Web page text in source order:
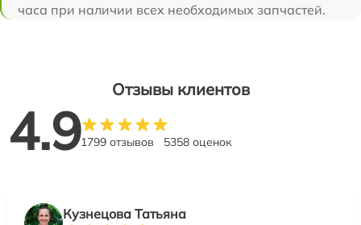
часа при наличии всех необходимых запчастей.
Отзывы клиентов
4.91799 отзывов 5358 оценок
Кузнецова Татьяна